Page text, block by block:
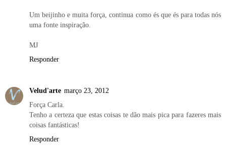
Um beijinho e muita força, continua como és que és para todas nós
uma fonte inspiração.
MJ
Responder
Velud'arte março 23, 2012
Força Carla.
Tenho a certeza que estas coisas te dão mais pica para fazeres mais
coisas fantásticas!
Responder